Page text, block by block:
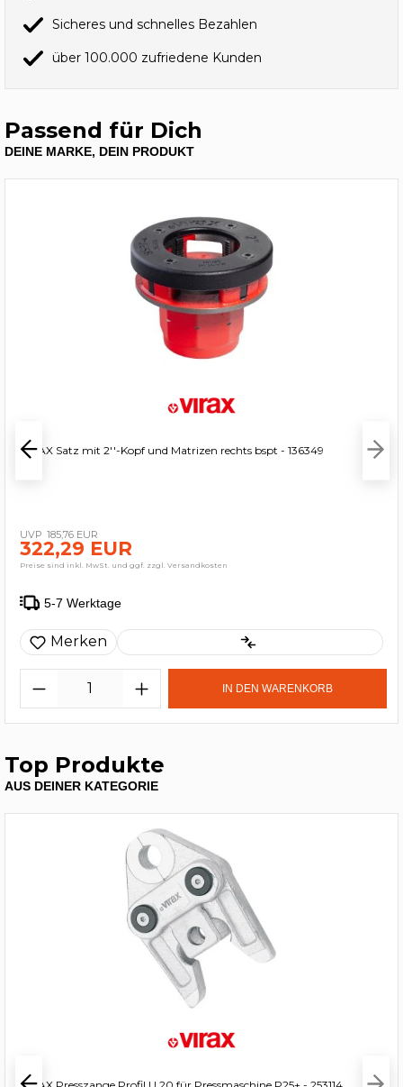
Sicheres und schnelles Bezahlen
über 100.000 zufriedene Kunden
Passend für Dich
DEINE MARKE, DEIN PRODUKT
VIRAX Satz mit 2''-Kopf und Matrizen rechts bspt - 136349
185,76 EUR
322,29 EUR
Preise sind inkl. MwSt. und ggf. zzgl. Versandkosten
5-7 Werktage
Merken
IN DEN WARENKORB
Top Produkte
AUS DEINER KATEGORIE